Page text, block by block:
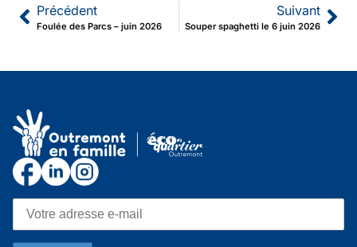
Précédent
Foulée des Parcs – juin 2026
Suivant
Souper spaghetti le 6 juin 2026